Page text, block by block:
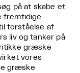
på at skabe et
fremtidige
forståelse af
liv og tanker på
græske
vores
græske